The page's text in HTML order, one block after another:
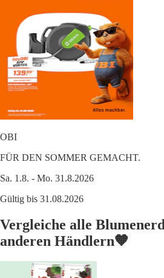
OBI
FÜR DEN SOMMER GEMACHT.
Sa. 1.8. - Mo. 31.8.2026
Gültig bis 31.08.2026
Vergleiche alle
anderen Händlern🧡